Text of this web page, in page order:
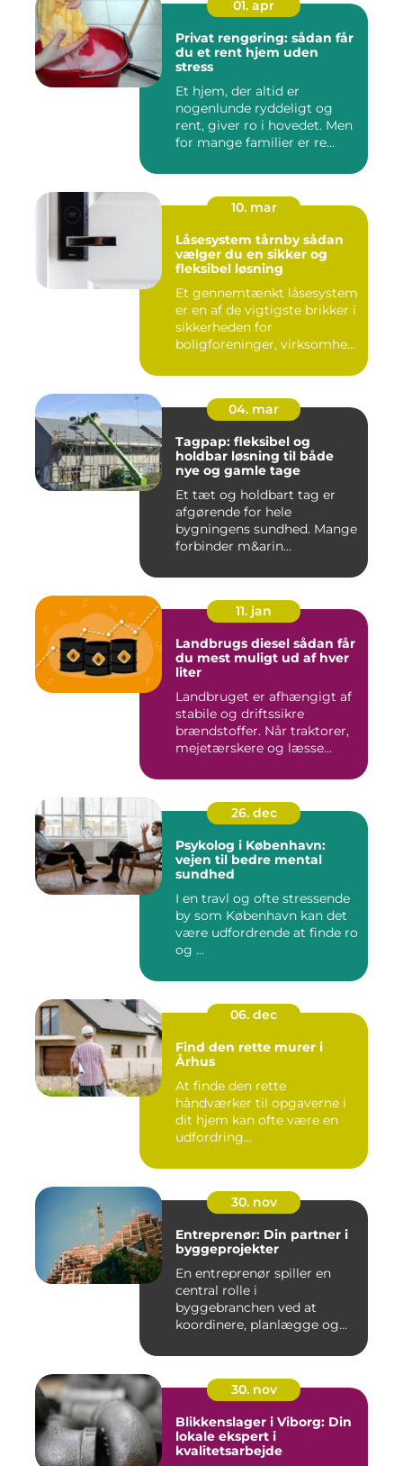
01. apr
Privat rengøring: sådan får
du et rent hjem uden
stress
Et hjem, der altid er
nogenlunde ryddeligt og
rent, giver ro i hovedet. Men
for mange familier er re...
10. mar
Låsesystem tårnby sådan
vælger du en sikker og
fleksibel løsning
Et gennemtænkt låsesystem
er en af de vigtigste brikker i
sikkerheden for
boligforeninger, virksomhe...
04. mar
Tagpap: fleksibel og
holdbar løsning til både
nye og gamle tage
Et tæt og holdbart tag er
afgørende for hele
bygningens sundhed. Mange
forbinder m&arin...
11. jan
Landbrugs diesel sådan får
du mest muligt ud af hver
liter
Landbruget er afhængigt af
stabile og driftssikre
brændstoffer. Når traktorer,
mejetærskere og læsse...
26. dec
Psykolog i København:
vejen til bedre mental
sundhed
I en travl og ofte stressende
by som København kan det
være udfordrende at finde ro
og ...
06. dec
Find den rette murer i
Århus
At finde den rette
håndværker til opgaverne i
dit hjem kan ofte være en
udfordring...
30. nov
Entreprenør: Din partner i
byggeprojekter
En entreprenør spiller en
central rolle i
byggebranchen ved at
koordinere, planlægge og...
30. nov
Blikkenslager i Viborg: Din
lokale ekspert i
kvalitetsarbejde